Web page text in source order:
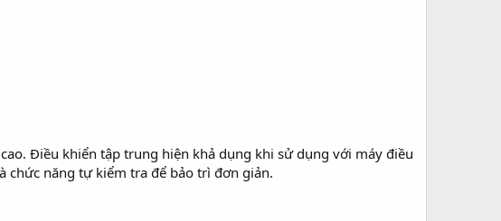
Điều khiển tập trung hiện khả dụng khi sử dụng với máy điều
chức năng tự kiểm tra để bảo trì đơn giản.